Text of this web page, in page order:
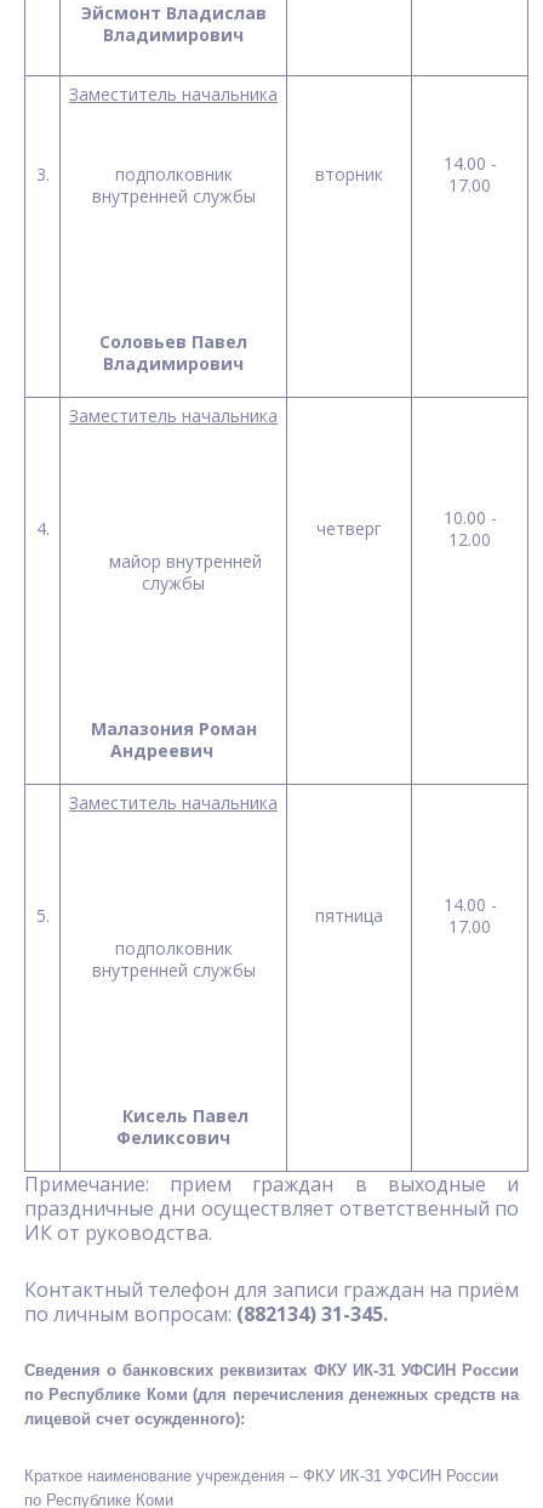
Эйсмонт Владислав
Владимирович
3.
Заместитель начальника
подполковник
внутренней службы
Соловьев Павел
Владимирович
вторник
14.00 -
17.00
4.
Заместитель начальника
майор внутренней
службы
Малазония Роман
Андреевич
четверг
10.00 -
12.00
5.
Заместитель начальника
подполковник
внутренней службы
Кисель Павел
Феликсович
пятница
14.00 -
17.00
Примечание: прием граждан в выходные и
праздничные дни осуществляет ответственный по
ИК от руководства.
Контактный телефон для записи граждан на приём
по личным вопросам: (882134) 31-345.
Сведения о банковских реквизитах ФКУ ИК-31 УФСИН России
по Республике Коми (для перечисления денежных средств на
лицевой счет осужденного):
Краткое наименование учреждения – ФКУ ИК-31 УФСИН России
по Республике Коми